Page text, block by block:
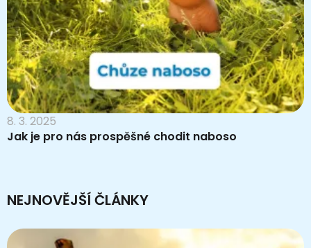
8. 3. 2025
Jak je pro nás prospěšné chodit naboso
NEJNOVĚJŠÍ ČLÁNKY